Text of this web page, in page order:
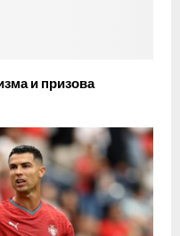
и призова